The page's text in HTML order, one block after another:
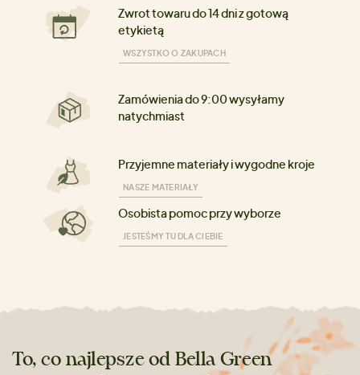
Zwrot towaru do 14 dni z gotową
etykietą
WSZYSTKO O ZAKUPACH
Zamówienia do 9:00 wysyłamy
natychmiast
Przyjemne materiały i wygodne kroje
NASZE MATERIAŁY
Osobista pomoc przy wyborze
JESTEŚMY TU DLA CIEBIE
To, co najlepsze od Bella Green